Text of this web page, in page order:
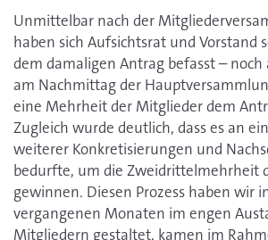
Unmittelbar nach der
haben sich Aufsichtsrat und Vorstand
dem damaligen Antrag befasst – noch
am Nachmittag der
eine Mehrheit der Mitglieder dem
Zugleich wurde deutlich, dass es an
weiterer Konkretisierungen und
bedurfte, um die Zweidrittelmehrheit
gewinnen. Diesen Prozess haben wir
vergangenen Monaten im engen
Mitgliedern gestaltet, kamen im